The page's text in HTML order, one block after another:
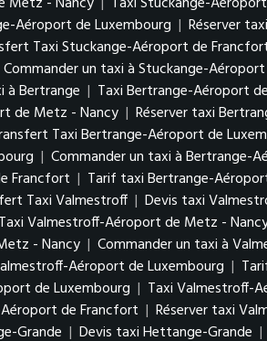
Aéroport de Luxembourg | Réserver
Taxi Stuckange-Aéroport de
Commander un taxi à Stuckange-
à Bertrange | Taxi Bertrange-Aéroport
de Metz - Nancy | Réserver taxi
Taxi Bertrange-Aéroport de
| Commander un taxi à Bertrange-
Francfort | Tarif taxi Bertrange-
Taxi Valmestroff | Devis taxi
Valmestroff-Aéroport de Metz -
- Nancy | Commander un taxi à
Aéroport de Luxembourg |
de Luxembourg | Taxi Valmestroff-
de Francfort | Réserver taxi
Grande | Devis taxi Hettange-Grande |